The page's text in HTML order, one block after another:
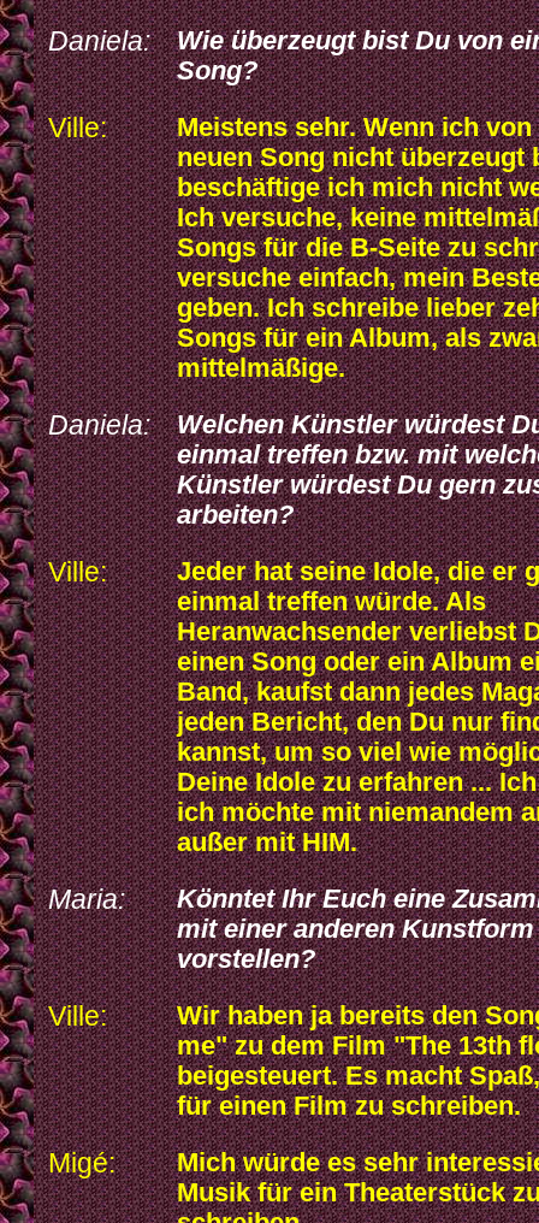
Daniela:
Wie überzeugt bist Du von
Song?
Ville:
Meistens sehr. Wenn ich von
neuen Song nicht überzeugt
beschäftige ich mich nicht
Ich versuche, keine
Songs für die B-Seite zu
versuche einfach, mein
geben. Ich schreibe lieber
Songs für ein Album, als
mittelmäßige.
Daniela:
Welchen Künstler würdest
einmal treffen bzw. mit
Künstler würdest Du gern
arbeiten?
Ville:
Jeder hat seine Idole, die er
einmal treffen würde. Als
Heranwachsender verliebst
einen Song oder ein Album
Band, kaufst dann jedes
jeden Bericht, den Du nur
kannst, um so viel wie
Deine Idole zu erfahren ...
ich möchte mit niemandem
außer mit HIM.
Maria:
Könntet Ihr Euch eine
mit einer anderen Kunstform
vorstellen?
Ville:
Wir haben ja bereits den
me" zu dem Film "The 13th
beigesteuert. Es macht
für einen Film zu schreiben.
Migé:
Mich würde es sehr
Musik für ein Theaterstück